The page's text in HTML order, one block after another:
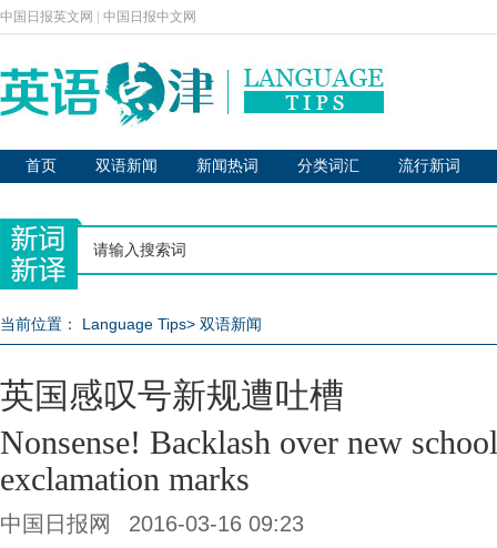
中国日报英文网 中国日报中文网
首页 双语新闻 新闻热词 分类词汇 流行新词
当前位置： Language Tips> 双语新闻
英国感叹号新规遭吐槽
Nonsense! Backlash over new
exclamation marks
中国日报网 2016-03-16 09:23